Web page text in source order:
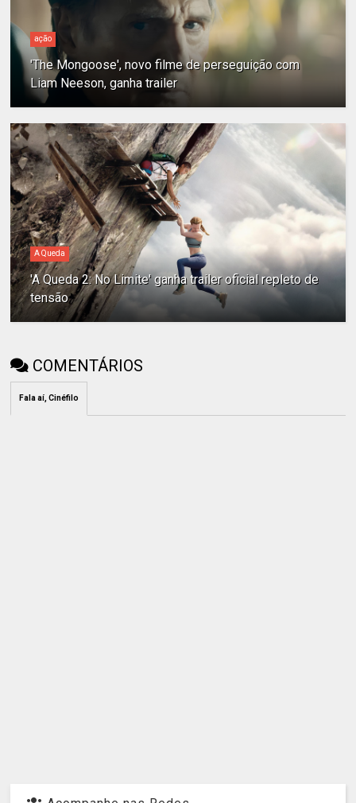
ação
'The Mongoose', novo filme de perseguição com
Liam Neeson, ganha trailer
A Queda
'A Queda 2: No Limite' ganha trailer oficial repleto de
tensão
COMENTÁRIOS
Fala aí, Cinéfilo